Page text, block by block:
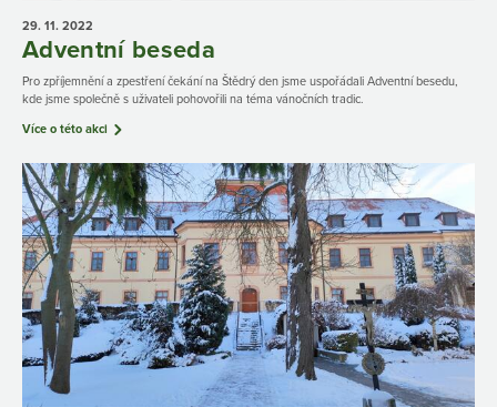
29. 11. 2022
Adventní beseda
Pro zpříjemnění a zpestření čekání na Štědrý den jsme uspořádali Adventní besedu,
kde jsme společně s uživateli pohovořili na téma vánočních tradic.
Více o této akci